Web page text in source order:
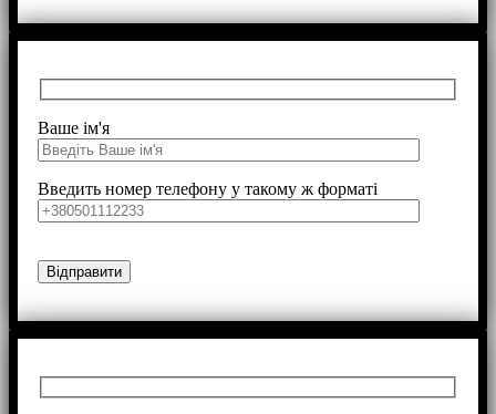
Ваше ім'я
Введить номер телефону у такому ж форматі